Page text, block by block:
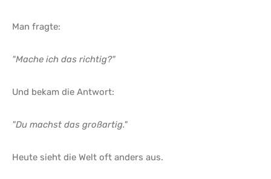
Man fragte:
"Mache ich das richtig?"
Und bekam die Antwort:
"Du machst das großartig."
Heute sieht die Welt oft anders aus.